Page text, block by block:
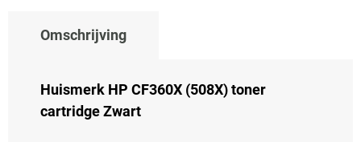
Omschrijving
Huismerk HP CF360X (508X) toner
cartridge Zwart